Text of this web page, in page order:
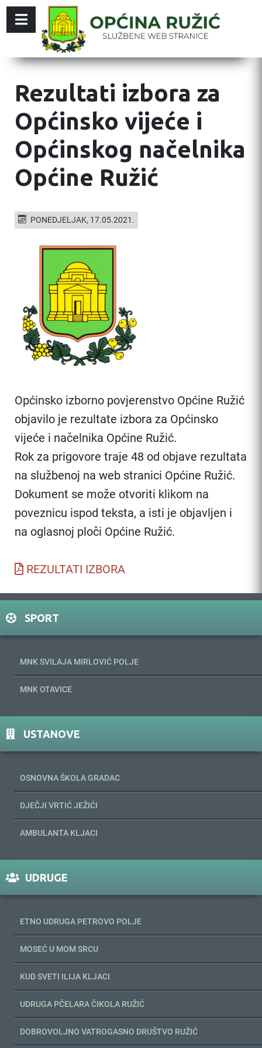
Rezultati izbora za
Općinsko vijeće i
Općinskog načelnika
Općine Ružić
PONEDJELJAK, 17.05.2021.
Općinsko izborno povjerenstvo Općine Ružić
objavilo je rezultate izbora za Općinsko
vijeće i načelnika Općine Ružić.
Rok za prigovore traje 48 od objave rezultata
na službenoj na web stranici Općine Ružić.
Dokument se može otvoriti klikom na
poveznicu ispod teksta, a isti je objavljen i
na oglasnoj ploči Općine Ružić.
REZULTATI IZBORA
SPORT
MNK SVILAJA MIRLOVIĆ POLJE
MNK OTAVICE
USTANOVE
OSNOVNA ŠKOLA GRADAC
DJEČJI VRTIĆ JEŽIĆI
AMBULANTA KLJACI
UDRUGE
ETNO UDRUGA PETROVO POLJE
MOSEĆ U MOM SRCU
KUD SVETI ILIJA KLJACI
UDRUGA PČELARA ČIKOLA RUŽIĆ
DOBROVOLJNO VATROGASNO DRUŠTVO RUŽIĆ